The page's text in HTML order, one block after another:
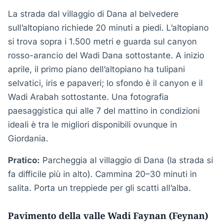
La strada dal villaggio di Dana al belvedere
sull’altopiano richiede 20 minuti a piedi. L’altopiano
si trova sopra i 1.500 metri e guarda sul canyon
rosso-arancio del Wadi Dana sottostante. A inizio
aprile, il primo piano dell’altopiano ha tulipani
selvatici, iris e papaveri; lo sfondo è il canyon e il
Wadi Arabah sottostante. Una fotografia
paesaggistica qui alle 7 del mattino in condizioni
ideali è tra le migliori disponibili ovunque in
Giordania.
Pratico: Parcheggia al villaggio di Dana (la strada si
fa difficile più in alto). Cammina 20–30 minuti in
salita. Porta un treppiede per gli scatti all’alba.
Pavimento della valle Wadi Faynan (Feynan)